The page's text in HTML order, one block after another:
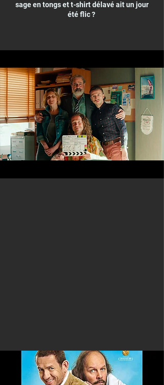
sage en tongs et t-shirt délavé ait un jour
été flic ?